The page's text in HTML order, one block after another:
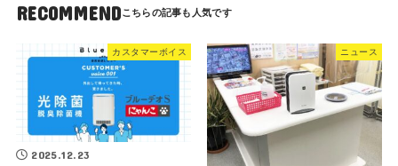
RECOMMEND
カスタマーボイス
2025.12.23
ニュース